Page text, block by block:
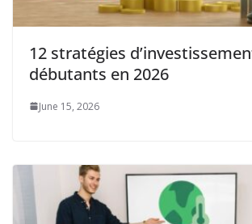
12 stratégies
débutants en 2026
June 15, 2026